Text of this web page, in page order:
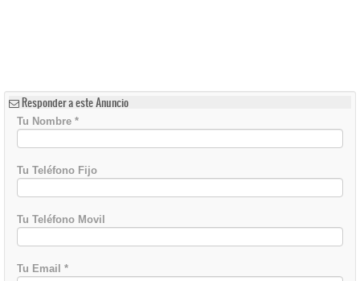
Responder a este Anuncio
Tu Nombre *
Tu Teléfono Fijo
Tu Teléfono Movil
Tu Email *